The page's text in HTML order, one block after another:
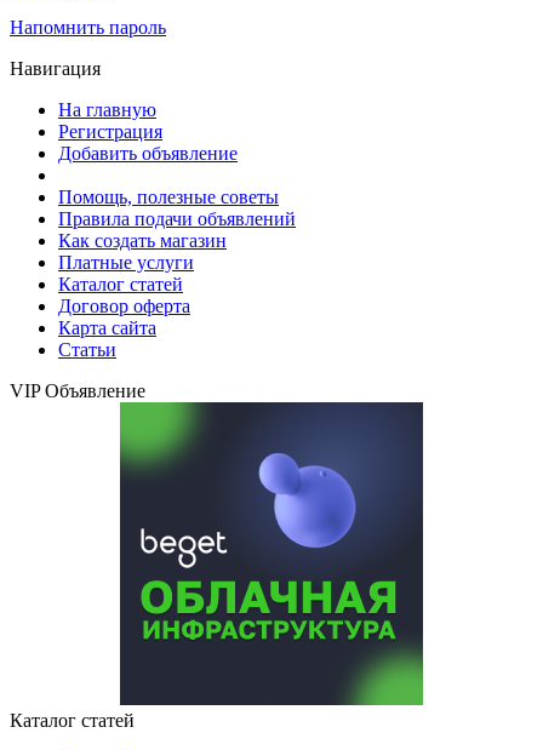
Напомнить пароль
Навигация
На главную
Регистрация
Добавить объявление
Помощь, полезные советы
Правила подачи объявлений
Как создать магазин
Платные услуги
Каталог статей
Договор оферта
Карта сайта
Статьи
VIP Объявление
Каталог статей